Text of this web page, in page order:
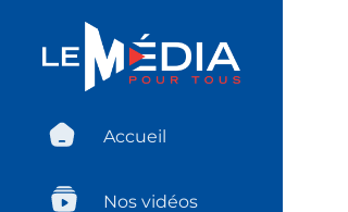
Accueil
Nos vidéos